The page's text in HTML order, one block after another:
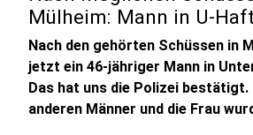
Mülheim: Mann in U-Haft
Nach den gehörten Schüssen in
jetzt ein 46-jähriger Mann in
Das hat uns die Polizei bestätigt.
anderen Männer und die Frau